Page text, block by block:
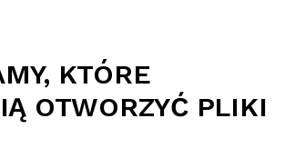
KTÓRE
OTWORZYĆ PLIKI